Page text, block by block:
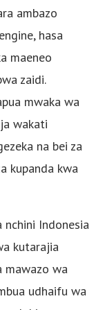
ambazo
hasa
maeneo
zaidi.
mwaka wa
wakati
na bei za
kupanda kwa
nchini Indonesia
kutarajia
mawazo wa
udhaifu wa